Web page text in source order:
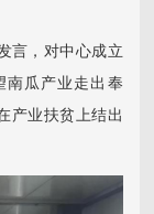
，对中心成立
南瓜产业走出奉
产业扶贫上结出